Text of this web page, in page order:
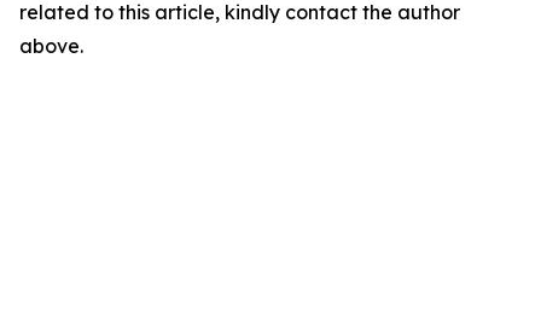
related to this article, kindly contact the author
above.